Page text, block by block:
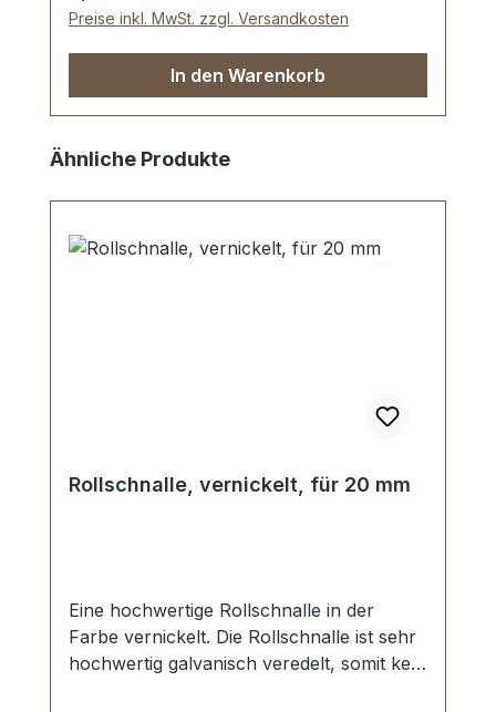
Preise inkl. MwSt. zzgl. Versandkosten
In den Warenkorb
Produktgalerie überspringen
Ähnliche Produkte
Rollschnalle, vernickelt, für 20 mm
Eine hochwertige Rollschnalle in der
Farbe vernickelt. Die Rollschnalle ist sehr
hochwertig galvanisch veredelt, somit kein